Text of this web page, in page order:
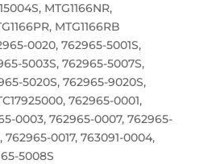
MTG1166NR,
MTG1166RB
0020, 762965-5001S,
5003S, 762965-5007S,
5020S, 762965-9020S,
762965-0001,
0003, 762965-0007, 762965-
0017, 763091-0004,
5008S